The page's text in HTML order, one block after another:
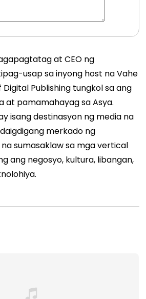
at CEO ng
usap sa inyong host na Vahe
Publishing tungkol saang
at pamamahayag sa Asya.
isang destinasyon ng media na
merkado ng
sumasaklaw sa mga vertical
ang negosyo, kultura, libangan,